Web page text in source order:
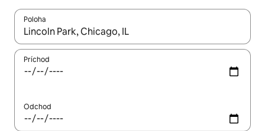
Poloha
Keď budú výsledky k dispozícii, môžete si ich prechádzať
Príchod
Odchod